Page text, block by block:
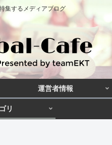
集するメディアブログ
運営者情報
リ